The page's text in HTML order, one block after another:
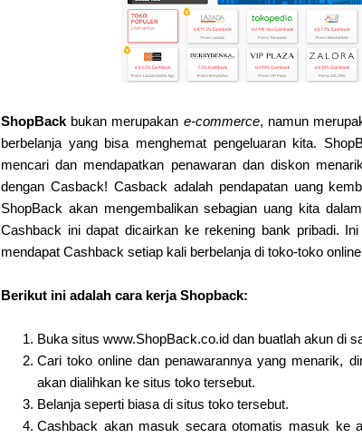
ShopBack bukan merupakan e-commerce, namun
berbelanja yang bisa menghemat pengeluaran kita.
mencari dan mendapatkan penawaran dan diskon
dengan Casback! Casback adalah pendapatan uang
ShopBack akan mengembalikan sebagian uang kita
Cashback ini dapat dicairkan ke rekening bank pribadi.
mendapat Cashback setiap kali berbelanja di toko-toko
Berikut ini adalah cara kerja Shopback:
Buka situs www.ShopBack.co.id dan buatlah akun di
Cari toko online dan penawarannya yang menarik,
akan dialihkan ke situs toko tersebut.
Belanja seperti biasa di situs toko tersebut.
Cashback akan masuk secara otomatis masuk ke